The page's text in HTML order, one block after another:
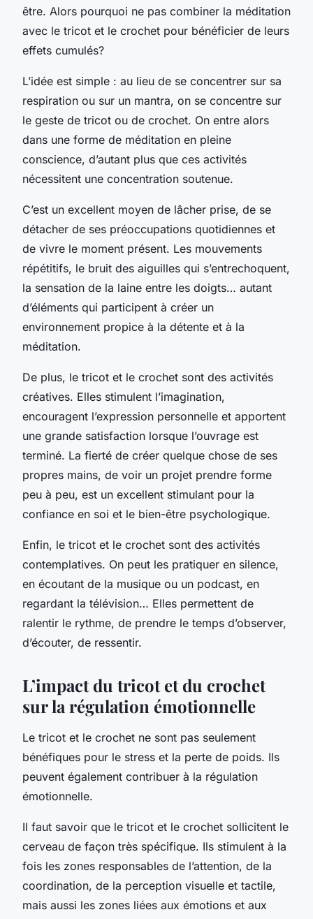
être. Alors pourquoi ne pas combiner la méditation
avec le tricot et le crochet pour bénéficier de leurs
effets cumulés?
L’idée est simple : au lieu de se concentrer sur sa
respiration ou sur un mantra, on se concentre sur
le geste de tricot ou de crochet. On entre alors
dans une forme de méditation en pleine
conscience, d’autant plus que ces activités
nécessitent une concentration soutenue.
C’est un excellent moyen de lâcher prise, de se
détacher de ses préoccupations quotidiennes et
de vivre le moment présent. Les mouvements
répétitifs, le bruit des aiguilles qui s’entrechoquent,
la sensation de la laine entre les doigts… autant
d’éléments qui participent à créer un
environnement propice à la détente et à la
méditation.
De plus, le tricot et le crochet sont des activités
créatives. Elles stimulent l’imagination,
encouragent l’expression personnelle et apportent
une grande satisfaction lorsque l’ouvrage est
terminé. La fierté de créer quelque chose de ses
propres mains, de voir un projet prendre forme
peu à peu, est un excellent stimulant pour la
confiance en soi et le bien-être psychologique.
Enfin, le tricot et le crochet sont des activités
contemplatives. On peut les pratiquer en silence,
en écoutant de la musique ou un podcast, en
regardant la télévision… Elles permettent de
ralentir le rythme, de prendre le temps d’observer,
d’écouter, de ressentir.
L’impact du tricot et du crochet
sur la régulation émotionnelle
Le tricot et le crochet ne sont pas seulement
bénéfiques pour le stress et la perte de poids. Ils
peuvent également contribuer à la régulation
émotionnelle.
Il faut savoir que le tricot et le crochet sollicitent le
cerveau de façon très spécifique. Ils stimulent à la
fois les zones responsables de l’attention, de la
coordination, de la perception visuelle et tactile,
mais aussi les zones liées aux émotions et aux